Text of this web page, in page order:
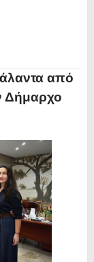
από
Δήμαρχο